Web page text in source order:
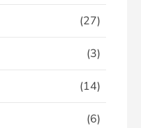
(27)
(3)
(14)
(6)